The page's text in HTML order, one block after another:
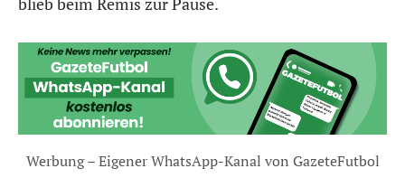
Werbung – Eigener WhatsApp-Kanal von GazeteFutbol